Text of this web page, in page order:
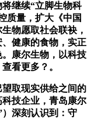
继续“立脚生物科
质量，扩大《中国
物愿取社会联袂，
健康的食物，实正
康尔生物，以科技
看更多？。
取现实供给之间的
技企业，青岛康尔
深刻认识到：守